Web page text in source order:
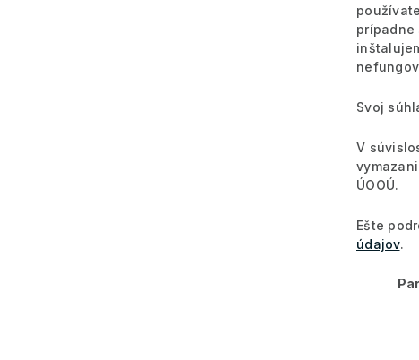
prípadne
Svoj
V
ÚOOÚ.
Ešte
údajov.